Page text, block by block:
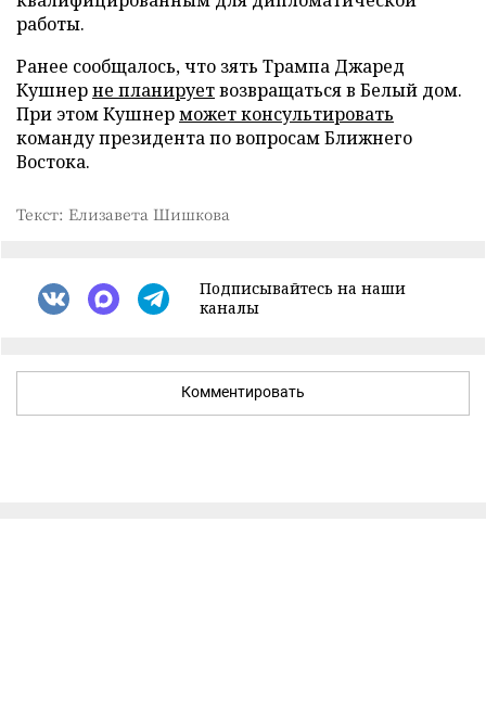
работы.
Ранее сообщалось, что зять Трампа Джаред
Кушнерне планируетвозвращаться в Белый дом.
При этом Кушнерможет консультировать
команду президента по вопросам Ближнего
Востока.
Текст: Елизавета Шишкова
Подписывайтесь на наши
каналы
Комментировать